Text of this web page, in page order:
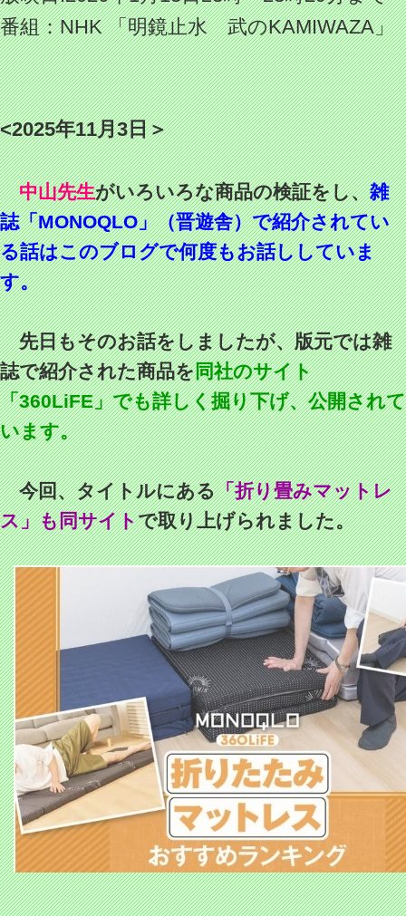
番組：NHK「明鏡止水 武のKAMIWAZA」
<2025年11月3日＞
中山先生がいろいろな商品の検証をし、雑
誌「MONOQLO」（晋遊舎）で紹介されてい
る話はこのブログで何度もお話ししていま
す。
先日もそのお話をしましたが、版元では雑
誌で紹介された商品を同社のサイト
「360LiFE」でも詳しく掘り下げ、公開されて
います。
今回、タイトルにある「折り畳みマットレ
ス」も同サイトで取り上げられました。